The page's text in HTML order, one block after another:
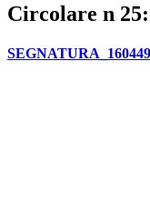
Circolare n